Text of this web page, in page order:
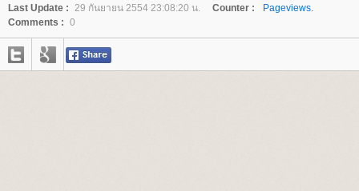
Last Update : 29 กันยายน 2554 23:08:20 น. Counter :
Pageviews.
Comments : 0